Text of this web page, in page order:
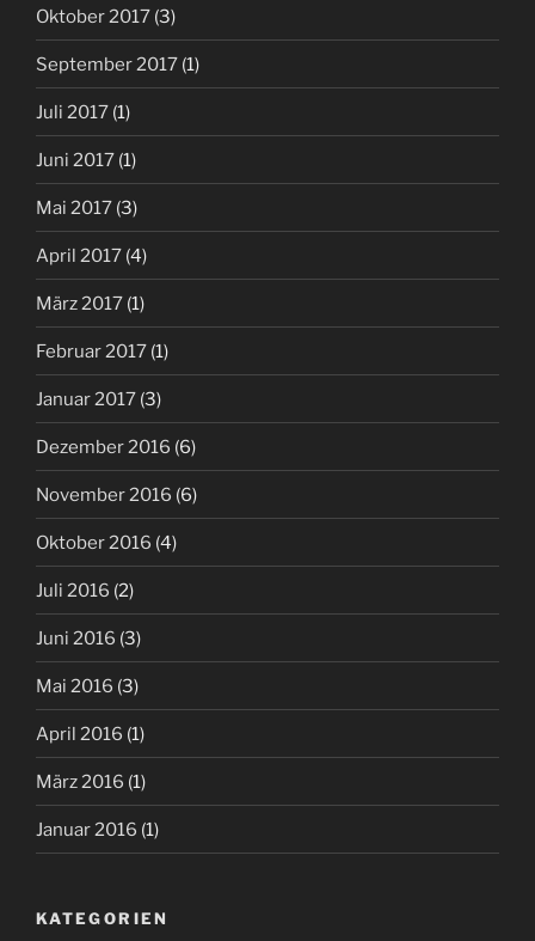
Oktober 2017 (3)
September 2017 (1)
Juli 2017 (1)
Juni 2017 (1)
Mai 2017 (3)
April 2017 (4)
März 2017 (1)
Februar 2017 (1)
Januar 2017 (3)
Dezember 2016 (6)
November 2016 (6)
Oktober 2016 (4)
Juli 2016 (2)
Juni 2016 (3)
Mai 2016 (3)
April 2016 (1)
März 2016 (1)
Januar 2016 (1)
KATEGORIEN